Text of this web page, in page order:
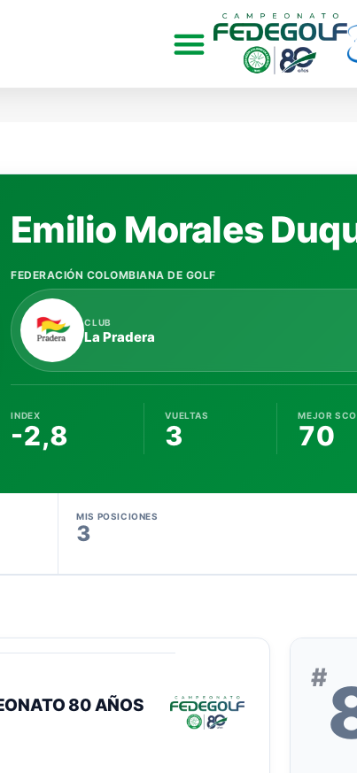
Emilio Morales
FEDERACIÓN COLOMBIANA DE GOLF
CLUB
La Pradera
INDEX
-2,8
VUELTAS
3
MEJOR
70
MIS POSICIONES
3
80 AÑOS
#